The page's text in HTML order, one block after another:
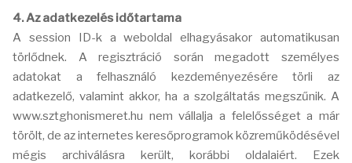
4. Az adatkezelés időtartama
A session ID-k a weboldal elhagyásakor automatikusan
törlődnek. A regisztráció során megadott személyes
adatokat a felhasználó kezdeményezésére törli az
adatkezelő, valamint akkor, ha a szolgáltatás megszűnik. A
www.sztghonismeret.hu nem vállalja a felelősséget a már
törölt, de az internetes keresőprogramok közreműködésével
mégis archiválásra került, korábbi oldalaiért. Ezek